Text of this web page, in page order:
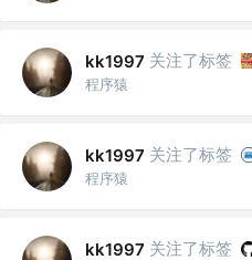
kk1997 关注了标签
程序猿
kk1997 关注了标签
程序猿
kk1997 关注了标签